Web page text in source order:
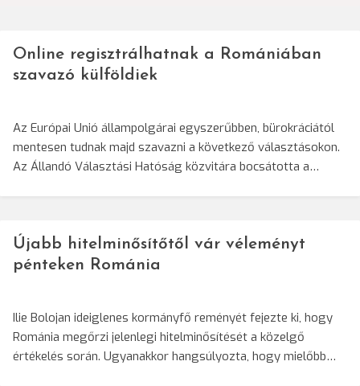
Online regisztrálhatnak a Romániában
szavazó külföldiek
Az Európai Unió állampolgárai egyszerűbben, bürokráciától
mentesen tudnak majd szavazni a következő választásokon.
Az Állandó Választási Hatóság közvitára bocsátotta a…
Újabb hitelminősítőtől vár véleményt
pénteken Románia
Ilie Bolojan ideiglenes kormányfő reményét fejezte ki, hogy
Románia megőrzi jelenlegi hitelminősítését a közelgő
értékelés során. Ugyanakkor hangsúlyozta, hogy mielőbb…